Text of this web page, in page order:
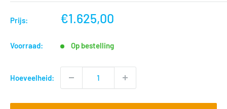
Prijs:
nu
€1.625,00
Voorraad: Op bestelling
Hoeveelheid: